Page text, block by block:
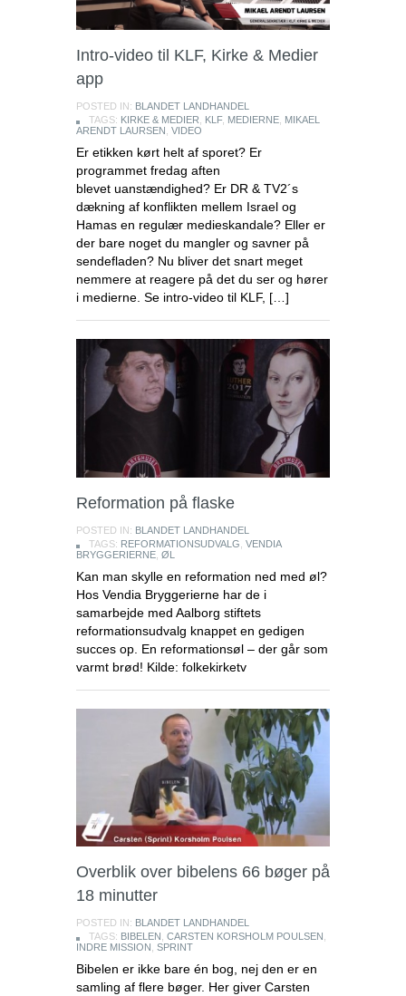
Intro-video til KLF, Kirke & Medier
app
POSTED IN: BLANDET LANDHANDEL
TAGS: KIRKE & MEDIER KLF, MEDIERNE MIKAEL
ARENDT LAURSEN
VIDEO
Er etikken kørt helt af sporet? Er
programmet fredag aften
blevet uanstændighed? Er DR & TV2´s
dækning af konflikten mellem Israel og
Hamas en regulær medieskandale? Eller er
der bare noget du mangler og savner på
sendefladen? Nu bliver det snart meget
nemmere at reagere på det du ser og hører
i medierne. Se intro-video til KLF, […]
Reformation på flaske
POSTED IN: BLANDET LANDHANDEL
TAGS: REFORMATIONSUDVALG VENDIA
BRYGGERIERNE ØL
Kan man skylle en reformation ned med øl?
Hos Vendia Bryggerierne har de i
samarbejde med Aalborg stiftets
reformationsudvalg knappet en gedigen
succes op. En reformationsøl – der går som
varmt brød! Kilde: folkekirketv
Overblik over bibelens 66 bøger på
18 minutter
POSTED IN: BLANDET LANDHANDEL
TAGS: BIBELEN CARSTEN KORSHOLM POULSEN
INDRE MISSION SPRINT
Bibelen er ikke bare én bog, nej den er en
samling af flere bøger. Her giver Carsten